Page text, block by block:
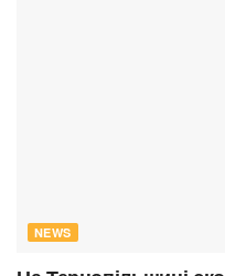
NEWS